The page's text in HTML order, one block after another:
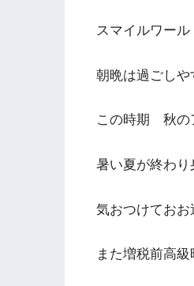
スマイルワール
朝晩は過ごしや
この時期 秋の
暑い夏が終わり
気おつけておお
また増税前高